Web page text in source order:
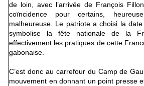
de loin, avec l’arrivée de François
coïncidence pour certains,
malheureuse. Le patriote a choisi la
symbolise la fête nationale de la
effectivement les pratiques de cette
gabonaise.
C’est donc au carrefour du Camp de
mouvement en donnant un point presse